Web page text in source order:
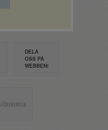
DELA
OSS PÅ
WEBBEN!